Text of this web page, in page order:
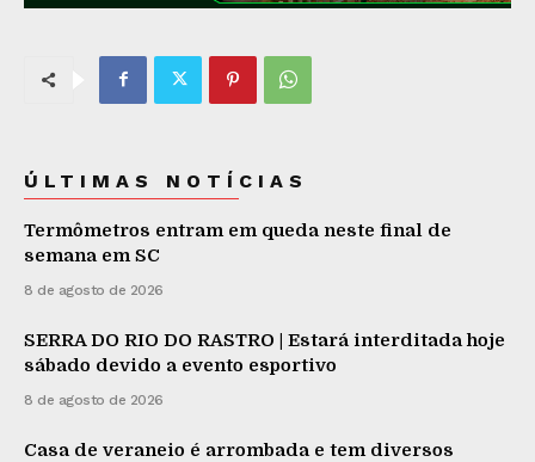
ÚLTIMAS NOTÍCIAS
Termômetros entram em queda neste final de
semana em SC
8 de agosto de 2026
SERRA DO RIO DO RASTRO | Estará interditada hoje
sábado devido a evento esportivo
8 de agosto de 2026
Casa de veraneio é arrombada e tem diversos